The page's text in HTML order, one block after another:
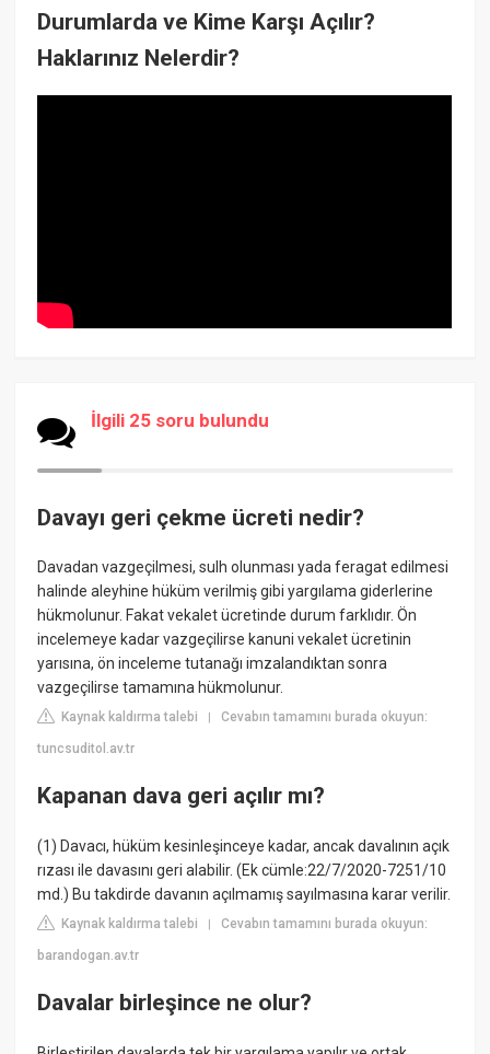
Durumlarda ve Kime Karşı Açılır?
Haklarınız Nelerdir?
İlgili 25 soru bulundu
Davayı geri çekme ücreti nedir?
Davadan vazgeçilmesi, sulh olunması yada feragat edilmesi
halinde aleyhine hüküm verilmiş gibi yargılama giderlerine
hükmolunur. Fakat vekalet ücretinde durum farklıdır. Ön
incelemeye kadar vazgeçilirse kanuni vekalet ücretinin
yarısına, ön inceleme tutanağı imzalandıktan sonra
vazgeçilirse tamamına hükmolunur.
Kaynak kaldırma talebi |Cevabın tamamını burada okuyun:
tuncsuditol.av.tr
Kapanan dava geri açılır mı?
(1) Davacı, hüküm kesinleşinceye kadar, ancak davalının açık
rızası ile davasını geri alabilir. (Ek cümle:22/7/2020-7251/10
md.) Bu takdirde davanın açılmamış sayılmasına karar verilir.
Kaynak kaldırma talebi |Cevabın tamamını burada okuyun:
barandogan.av.tr
Davalar birleşince ne olur?